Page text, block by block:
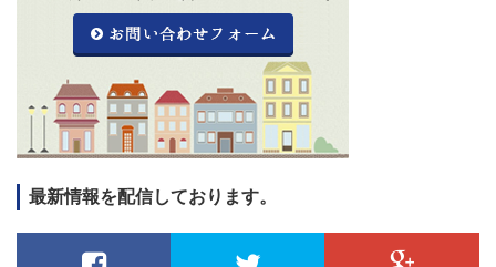
最新情報を配信しております。